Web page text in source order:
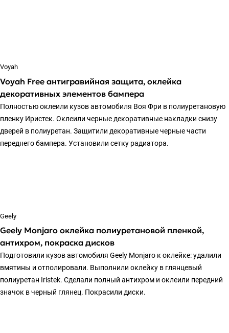
Voyah
Voyah Free антигравийная защита, оклейка
декоративных элементов бампера
Полностью оклеили кузов автомобиля Воя Фри в полиуретановую
пленку Иристек. Оклеили черные декоративные накладки снизу
дверей в полиуретан. Защитили декоративные черные части
переднего бампера. Установили сетку радиатора.
Geely
Geely Monjaro оклейка полиуретановой пленкой,
антихром, покраска дисков
Подготовили кузов автомобиля Geely Monjaro к оклейке: удалили
вмятины и отполировали. Выполнили оклейку в глянцевый
полиуретан Iristek. Сделали полный антихром и оклеили передний
значок в черный глянец. Покрасили диски.